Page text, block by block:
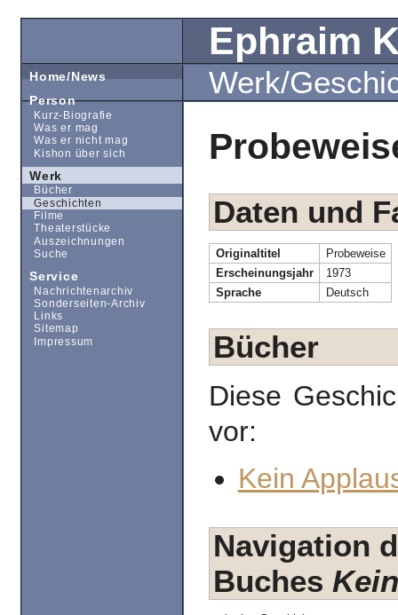
Ephraim
Werk/
Daten und
Originaltitel
Probeweise
Erscheinungsjahr
1973
Sprache
Deutsch
Bücher
Diese
vor:
Kein
Navigation
Buches
Home/News
Person
Kurz-Biografie
Was er mag
Was er nicht mag
Kishon über sich
Werk
Bücher
Geschichten
Filme
Theaterstücke
Auszeichnungen
Suche
Service
Nachrichtenarchiv
Sonderseiten-Archiv
Links
Sitemap
Impressum